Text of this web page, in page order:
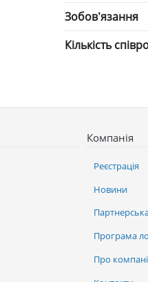
Зобов’язання
Кількість
Компанія
Реєстрація
Новини
Програма
Про